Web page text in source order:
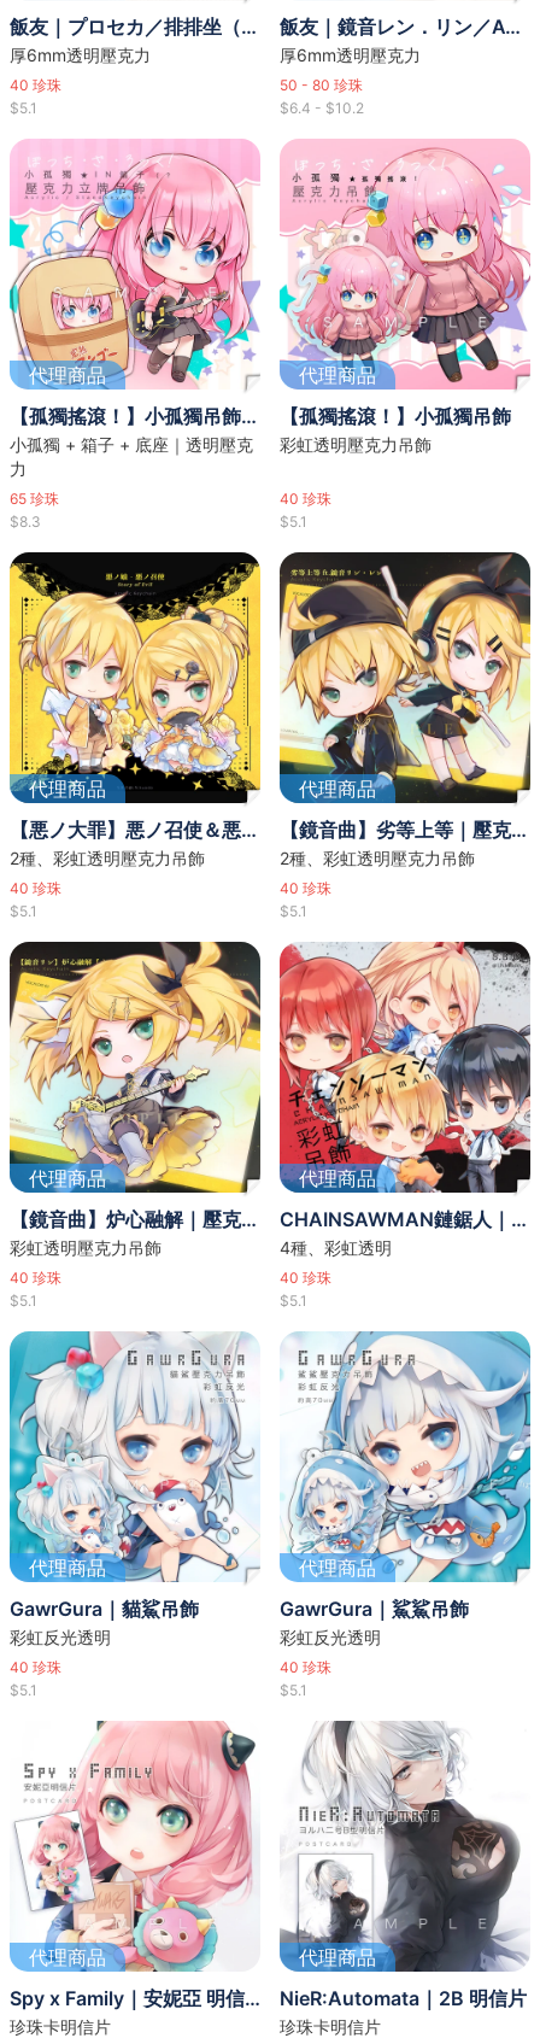
飯友｜プロセカ／排排坐（全8款）
厚6mm透明壓克力
40 珍珠
$5.1
飯友｜鏡音レン．リン／ACT ver.（全2款）
厚6mm透明壓克力
50 - 80 珍珠
$6.4 - $10.2
代理商品
【孤獨搖滾！】小孤獨吊飾立牌
小孤獨 + 箱子 + 底座｜透明壓克
力
65 珍珠
$8.3
代理商品
【孤獨搖滾！】小孤獨吊飾
彩虹透明壓克力吊飾
40 珍珠
$5.1
代理商品
【悪ノ大罪】悪ノ召使＆悪ノ娘｜壓克力吊飾 [2種]
2種、彩虹透明壓克力吊飾
40 珍珠
$5.1
代理商品
【鏡音曲】劣等上等｜壓克力吊飾 [2種]
2種、彩虹透明壓克力吊飾
40 珍珠
$5.1
代理商品
【鏡音曲】炉心融解｜壓克力吊飾 [1種]
彩虹透明壓克力吊飾
40 珍珠
$5.1
代理商品
CHAINSAWMAN鏈鋸人｜壓克力吊飾 [4種]
4種、彩虹透明
40 珍珠
$5.1
代理商品
GawrGura｜貓鯊吊飾
彩虹反光透明
40 珍珠
$5.1
代理商品
GawrGura｜鯊鯊吊飾
彩虹反光透明
40 珍珠
$5.1
代理商品
Spy x Family｜安妮亞 明信片
珍珠卡明信片
代理商品
NieR:Automata｜2B 明信片
珍珠卡明信片